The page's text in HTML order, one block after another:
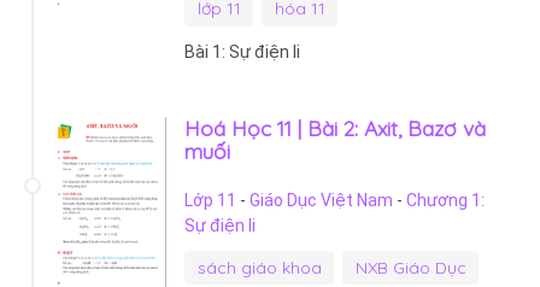
lớp 11
hóa 11
Bài 1: Sự điện li
Hoá Học 11 | Bài 2: Axit, Bazơ và
muối
Lớp 11 - Giáo Dục Việt Nam - Chương 1:
Sự điện li
sách giáo khoa
NXB Giáo Dục